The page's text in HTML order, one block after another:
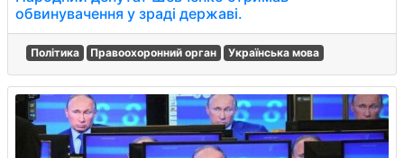
обвинувачення у зраді державі.
Політика Правоохоронний орган Українська мова